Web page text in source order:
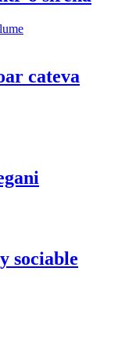
cateva
sociable